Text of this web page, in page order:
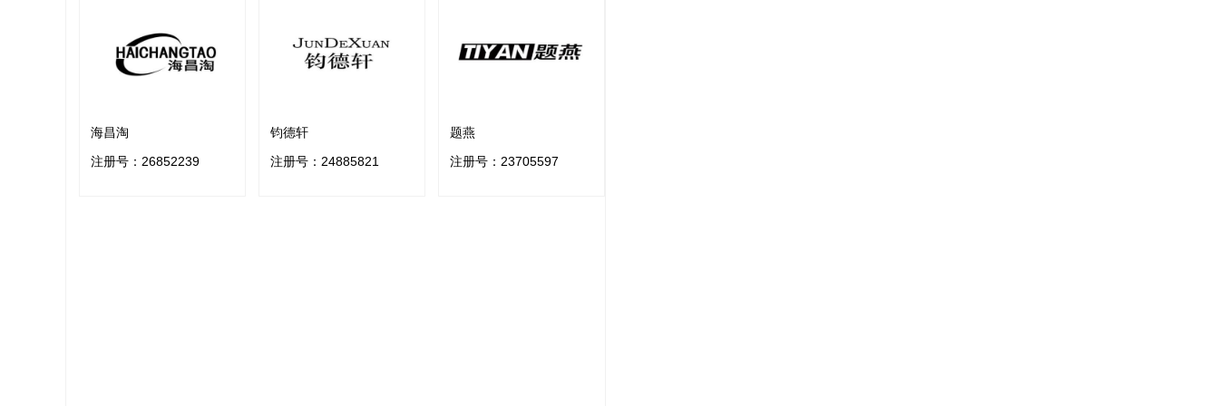
海昌淘
注册号： 26852239
钧德轩
注册号： 24885821
题燕
注册号： 23705597